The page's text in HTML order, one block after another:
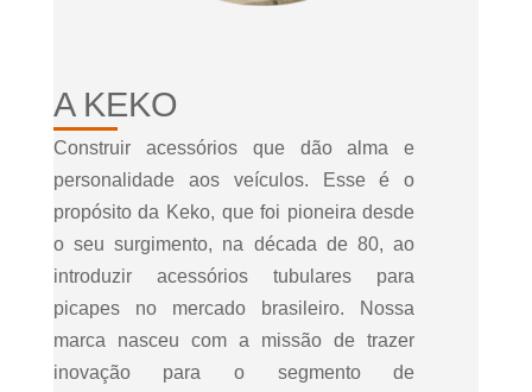
A KEKO
Construir acessórios que dão alma e
personalidade aos veículos. Esse é o
propósito da Keko, que foi pioneira desde
o seu surgimento, na década de 80, ao
introduzir acessórios tubulares para
picapes no mercado brasileiro. Nossa
marca nasceu com a missão de trazer
inovação para o segmento de